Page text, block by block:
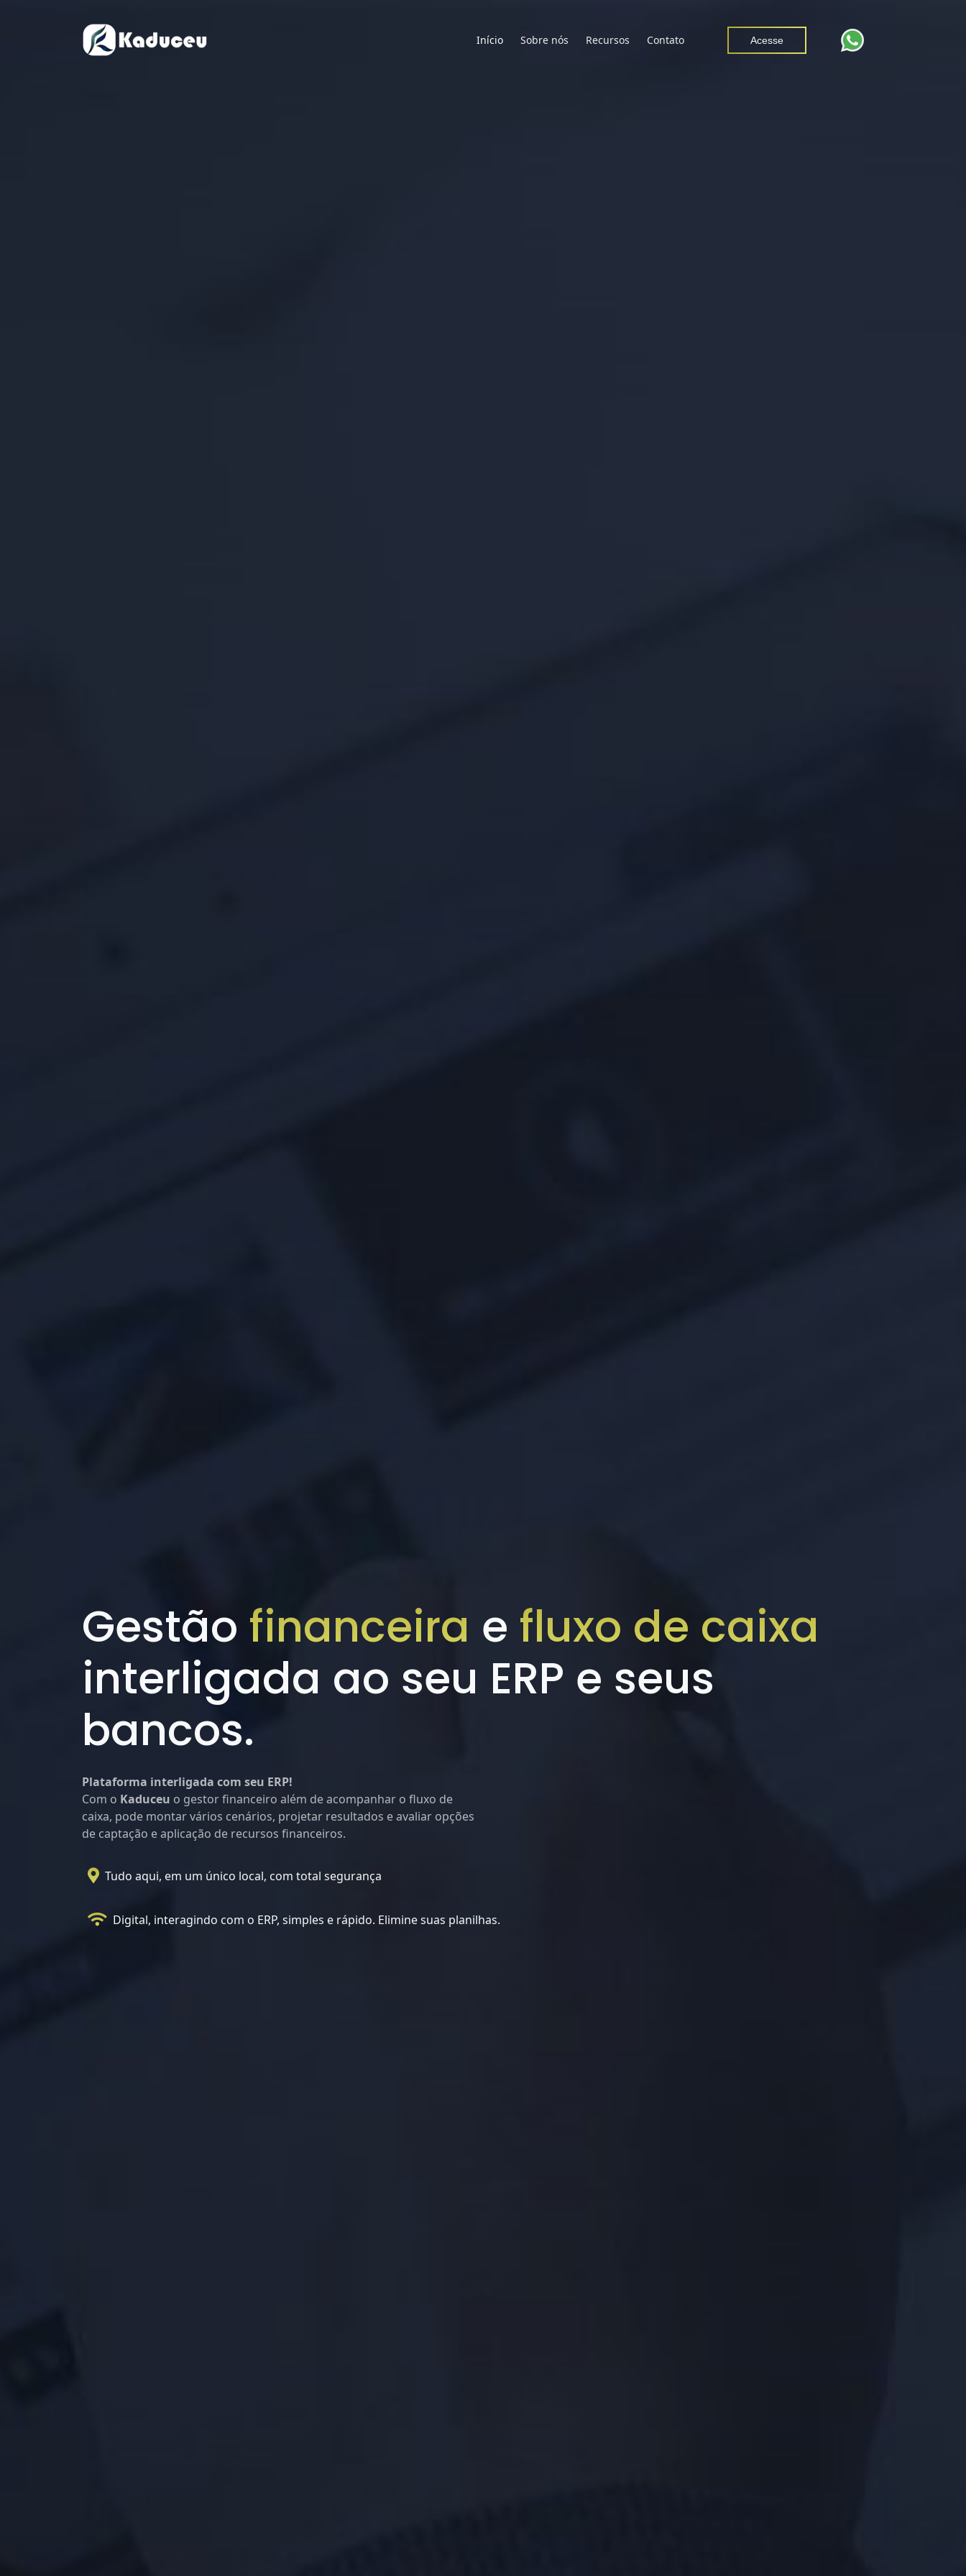
Início Sobre nós Recursos Contato Acesse
Gestão financeira e fluxo de caixa
interligada ao seu ERP e seus
bancos.
Plataforma interligada com seu ERP!
Com o Kaduceu o gestor financeiro além de acompanhar o fluxo de
caixa, pode montar vários cenários, projetar resultados e avaliar opções
de captação e aplicação de recursos financeiros.
Tudo aqui, em um único local, com total segurança
Digital, interagindo com o ERP, simples e rápido. Elimine suas planilhas.